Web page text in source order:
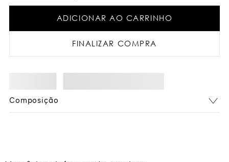
ADICIONAR AO CARRINHO
FINALIZAR COMPRA
Composição